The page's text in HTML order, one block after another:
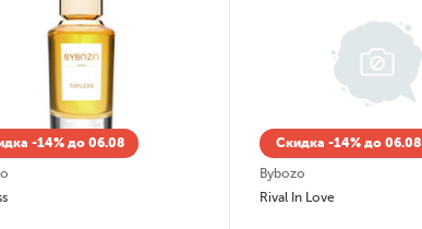
-14% до 06.08
Скидка -14% до 06.08
Bybozo
Rival In Love